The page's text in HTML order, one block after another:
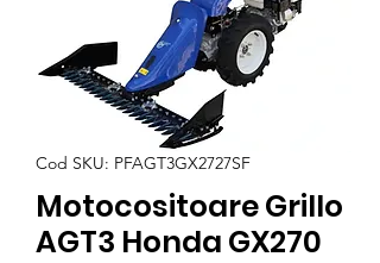
Cod SKU: PFAGT3GX2727SF
Motocositoare Grillo
AGT3 Honda GX270